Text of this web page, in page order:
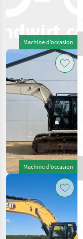
Machine d’occasion
Machine d’occasion